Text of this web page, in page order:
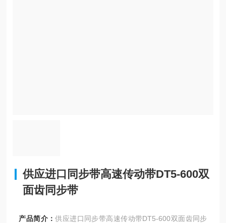
供应进口同步带高速传动带DT5-600双
面齿同步带
产品简介：供应进口同步带高速传动带DT5-600双面齿同步